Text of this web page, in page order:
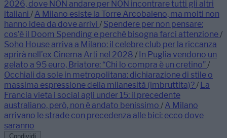
2026, dove NON andare per NON incontrare tutti gli altri
italiani / A Milano esiste la Torre Arcobaleno, ma molti non
hanno idea da dove arrivi / Spendere per non pensare:
cos’è il Doom Spending e perché bisogna farci attenzione/
Soho House arriva a Milano: il celebre club per la riccanza
aprirà nell’ex Cinema Arti nel 2028 / In Puglia vendono un
gelato a 95 euro, Briatore: “Chi lo compra è un cretino”/
Occhiali da sole in metropolitana: dichiarazione di stile o
massima espressione della milanesità (imbruttita)?/ La
Francia vieta i social agli under 15: il precedente
australiano, però, non è andato benissimo / A Milano
arrivano le strade con precedenza alle bici: ecco dove
saranno
Condividi